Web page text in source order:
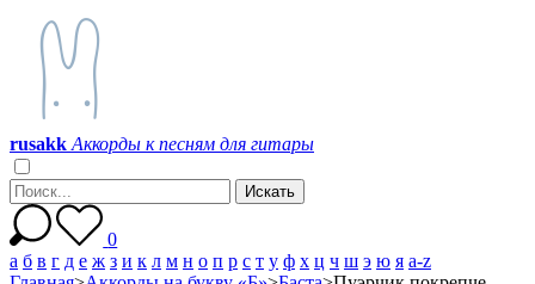
rusakk Аккорды к песням для гитары
0
а б в г д е ж з и к л м н о п р с т у ф х ц ч ш э ю я a-z